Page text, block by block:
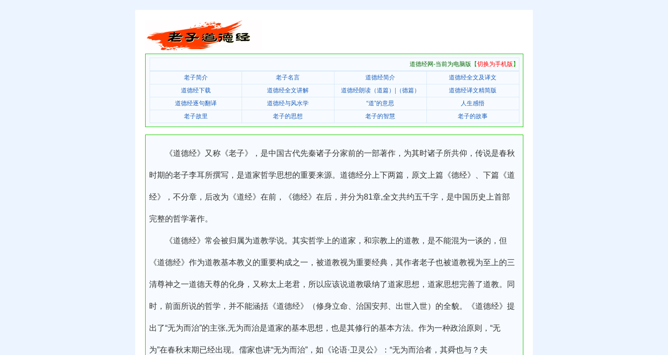
道德经网-当前为电脑版 【切换为手机版 】
老子简介
老子名言 道德经简介
道德经全文及译文
道德经下载
道德经全文讲解 道德经朗读（道篇） （德篇）
道德经译文精简版
道德经逐句翻译
道德经与风水学 “道”的意思
人生感悟
老子故里
老子的思想 老子的智慧 老子的故事
《道德经》又称《老子》，是中国古代先秦诸子分家前的一部著作，为其时诸子所共仰，传说是春秋
时期的老子李耳所撰写，是道家哲学思想的重要来源。道德经分上下两篇，原文上篇《德经》、下篇《道
经》，不分章，后改为《道经》在前，《德经》在后，并分为81章,全文共约五千字，是中国历史上首部
完整的哲学著作。
《道德经》常会被归属为道教学说。其实哲学上的道家，和宗教上的道教，是不能混为一谈的，但
《道德经》作为道教基本教义的重要构成之一，被道教视为重要经典，其作者老子也被道教视为至上的三
清尊神之一道德天尊的化身，又称太上老君，所以应该说道教吸纳了道家思想，道家思想完善了道教。同
时，前面所说的哲学，并不能涵括《道德经》（修身立命、治国安邦、出世入世）的全貌。《道德经》提
出了“无为而治”的主张,无为而治是道家的基本思想，也是其修行的基本方法。作为一种政治原则，“无
为”在春秋末期已经出现。儒家也讲“无为而治”，如《论语·卫灵公》：“无为而治者，其舜也与？夫